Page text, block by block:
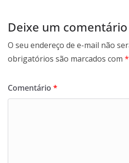
Deixe um comentário
O seu endereço de e-mail não
obrigatórios são marcados com *
Comentário *